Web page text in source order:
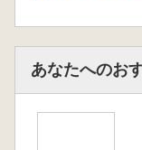
あなたへのお